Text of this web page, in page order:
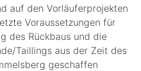
auf den Vorläuferprojekten
Voraussetzungen für
des Rückbaus und die
Taillings aus der Zeit des
geschaffen